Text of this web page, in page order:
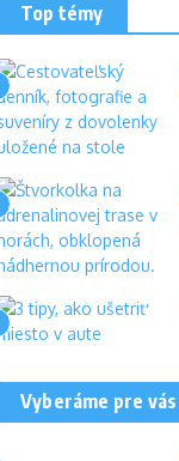
Top témy
Vyberáme pre vás